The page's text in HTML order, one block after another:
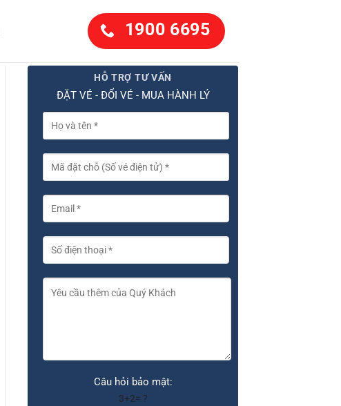
1900 6695
HỖ TRỢ TƯ VẤN
ĐẶT VÉ - ĐỔI VÉ - MUA HÀNH LÝ
Câu hỏi bảo mật:
3+2= ?